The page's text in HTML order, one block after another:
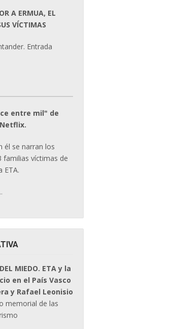
A ERMUA, EL
VÍCTIMAS
Entrada
entre mil" de
él se narran los
víctimas de
ETA.
MIEDO. ETA y la
en el País Vasco
y Rafael Leonisio
memorial de las